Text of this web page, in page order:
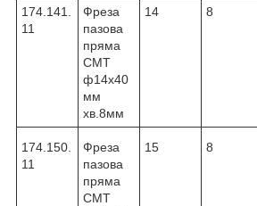
174.141.
11
Фреза
пазова
пряма
CMT
ф14х40
мм
хв.8мм
14 8
174.150.
11
Фреза
пазова
пряма
CMT
15 8